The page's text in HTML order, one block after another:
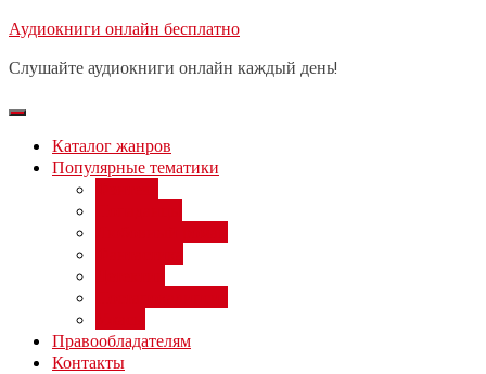
Перейти
содержимому
Аудиокниги онлайн бесплатно
Слушайте аудиокниги онлайн каждый день!
Каталог жанров
Популярные тематики
Правообладателям
Контакты
Бесплатный вебинар: заработок
день